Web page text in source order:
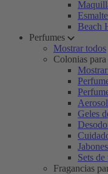
Beach
Perfumes
Mostrar todos
Colonias
Geles
Sets
Fragancias